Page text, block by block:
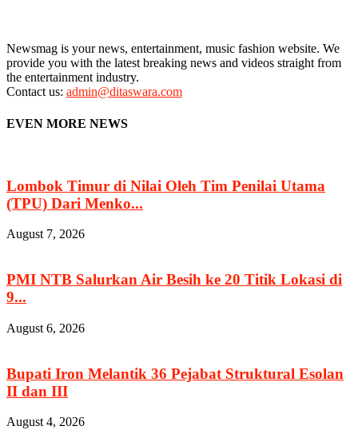
Newsmag is your news, entertainment, music fashion website. We
provide you with the latest breaking news and videos straight from
the entertainment industry.
Contact us: admin@ditaswara.com
EVEN MORE NEWS
Lombok Timur di Nilai Oleh Tim Penilai Utama
(TPU) Dari Menko...
August 7, 2026
PMI NTB Salurkan Air Besih ke 20 Titik Lokasi di
9...
August 6, 2026
Bupati Iron Melantik 36 Pejabat Struktural Esolan
II dan III
August 4, 2026